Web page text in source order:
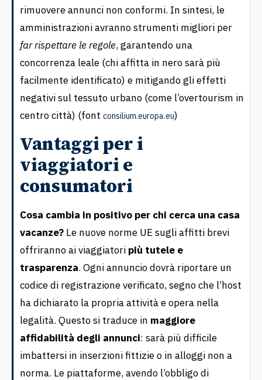
rimuovere annunci non conformi. In sintesi, le
amministrazioni avranno strumenti migliori per
far rispettare le regole, garantendo una
concorrenza leale (chi affitta in nero sarà più
facilmente identificato) e mitigando gli effetti
negativi sul tessuto urbano (come l’overtourism in
centro città) (font consilium.europa.eu)
Vantaggi per i
viaggiatori e
consumatori
Cosa cambia in positivo per chi cerca una casa
vacanze? Le nuove norme UE sugli affitti brevi
offriranno ai viaggiatori più tutele e
trasparenza. Ogni annuncio dovrà riportare un
codice di registrazione verificato, segno che l’host
ha dichiarato la propria attività e opera nella
legalità. Questo si traduce in maggiore
affidabilità degli annunci: sarà più difficile
imbattersi in inserzioni fittizie o in alloggi non a
norma. Le piattaforme, avendo l’obbligo di